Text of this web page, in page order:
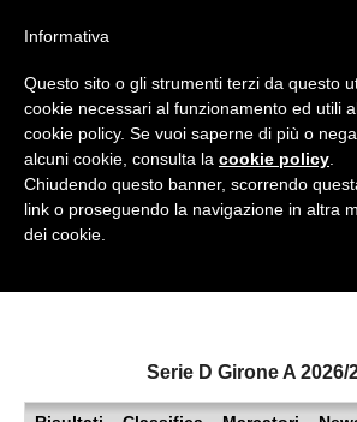
Top Menu
HOME
Accedi / Registrati
Contattaci
PROVINCE
Serie D Girone A 2026/
Informativa
Questo sito o gli strumenti terzi da questo
cookie necessari al funzionamento ed utili
cookie policy. Se vuoi saperne di più o
alcuni cookie, consulta la cookie policy
Chiudendo questo banner, scorrendo
link o proseguendo la navigazione in altra
dei cookie.